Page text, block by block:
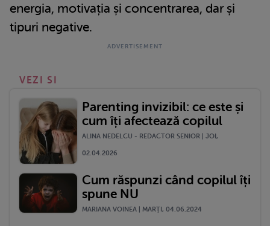
energia, motivația și concentrarea, dar și
tipuri negative.
VEZI SI
Parenting invizibil: ce este și
cum îți afectează copilul
ALINA NEDELCU - REDACTOR SENIOR | JOI,
02.04.2026
Cum răspunzi când copilul îți
spune NU
MARIANA VOINEA | MARŢI, 04.06.2024